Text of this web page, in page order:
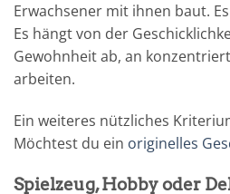
Erwachsener mit ihnen baut.
Es hängt von der
Gewohnheit ab, an
arbeiten.
Ein weiteres nützliches
Möchtest du ein originelles
Spielzeug, Hobby oder